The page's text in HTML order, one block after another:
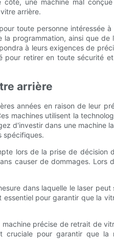
une machine mal
arrière.
toute personne intéressée
programmation, ainsi que
à leurs exigences de
retirer en toute sécurité
arrière
années en raison de leur
machines utilisent la
d'investir dans une machine
spécifiques.
lors de la prise de décision
causer de dommages. Lors
dans laquelle le laser
pour garantir que la
précise de retrait de
pour garantir que la